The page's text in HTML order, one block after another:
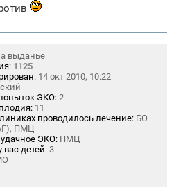
выданье
1125
14 окт 2010, 10:22
ЭКО: 2
11
проводилось лечение: БО
ПМЦ
ЭКО: ПМЦ
вас детей: 3